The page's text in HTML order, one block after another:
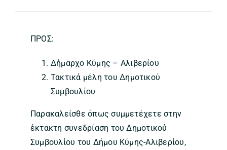
ΠΡΟΣ:
Δήμαρχο Κύμης – Αλιβερίου
Τακτικά μέλη του Δημοτικού
Συμβουλίου
Παρακαλείσθε όπως συμμετέχετε στην
έκτακτη συνεδρίαση του Δημοτικού
Συμβουλίου του Δήμου Κύμης-Αλιβερίου,